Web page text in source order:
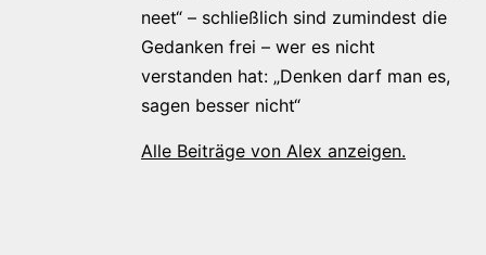
neet“ – schließlich sind zumindest die
Gedanken frei – wer es nicht
verstanden hat: „Denken darf man es,
sagen besser nicht“
Alle Beiträge von Alex anzeigen.